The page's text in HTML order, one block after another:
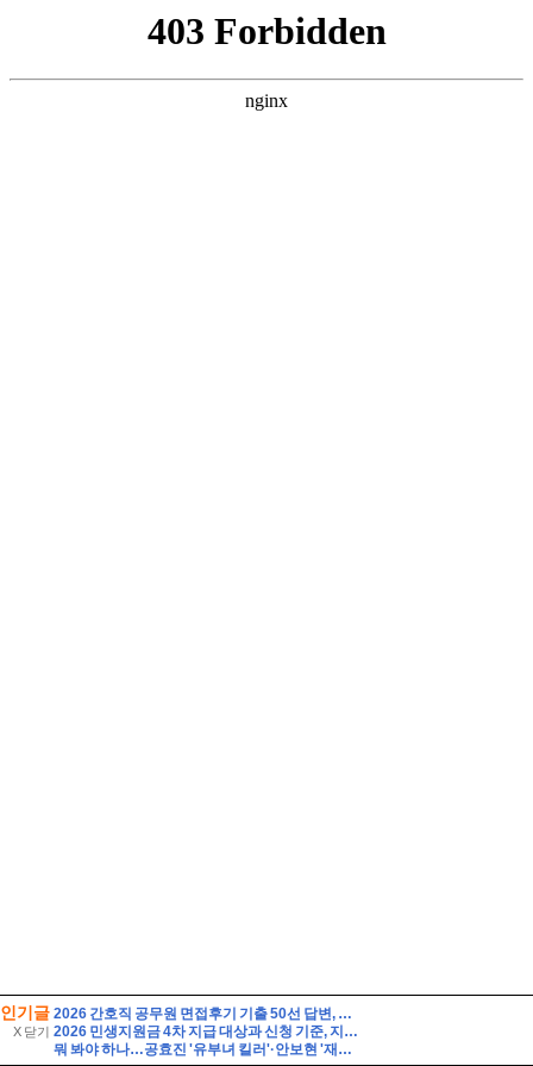
인기글
X 닫기
2026 간호직 공무원 면접후기 기출 50선 답변, 실제 면접 8인의 후기 - 해피썸
2026 민생지원금 4차 지급 대상과 신청 기준, 지금 확인해야 할 핵심 조건
뭐 봐야 하나…공효진 '유부녀 킬러'·안보현 '재벌X형사2', 동시간대 맞붙